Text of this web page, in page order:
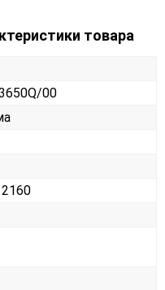
товара
00